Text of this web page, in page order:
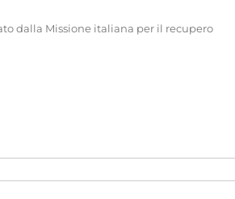
dalla Missione italiana per il recupero